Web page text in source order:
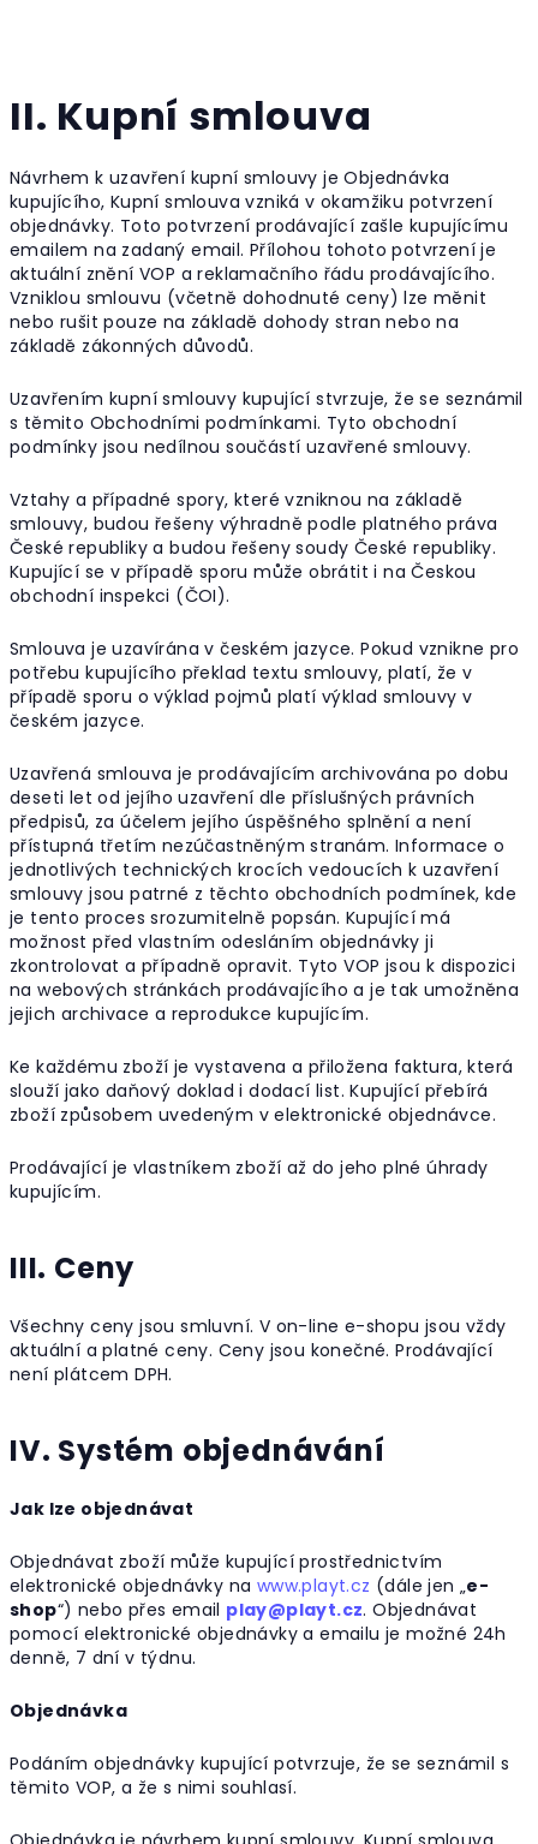
II. Kupní smlouva
Návrhem k uzavření kupní smlouvy je Objednávka
kupujícího, Kupní smlouva vzniká v okamžiku potvrzení
objednávky. Toto potvrzení prodávající zašle kupujícímu
emailem na zadaný email. Přílohou tohoto potvrzení je
aktuální znění VOP a reklamačního řádu prodávajícího.
Vzniklou smlouvu (včetně dohodnuté ceny) lze měnit
nebo rušit pouze na základě dohody stran nebo na
základě zákonných důvodů.
Uzavřením kupní smlouvy kupující stvrzuje, že se seznámil
s těmito Obchodními podmínkami. Tyto obchodní
podmínky jsou nedílnou součástí uzavřené smlouvy.
Vztahy a případné spory, které vzniknou na základě
smlouvy, budou řešeny výhradně podle platného práva
České republiky a budou řešeny soudy České republiky.
Kupující se v případě sporu může obrátit i na Českou
obchodní inspekci (ČOI).
Smlouva je uzavírána v českém jazyce. Pokud vznikne pro
potřebu kupujícího překlad textu smlouvy, platí, že v
případě sporu o výklad pojmů platí výklad smlouvy v
českém jazyce.
Uzavřená smlouva je prodávajícím archivována po dobu
deseti let od jejího uzavření dle příslušných právních
předpisů, za účelem jejího úspěšného splnění a není
přístupná třetím nezúčastněným stranám. Informace o
jednotlivých technických krocích vedoucích k uzavření
smlouvy jsou patrné z těchto obchodních podmínek, kde
je tento proces srozumitelně popsán. Kupující má
možnost před vlastním odesláním objednávky ji
zkontrolovat a případně opravit. Tyto VOP jsou k dispozici
na webových stránkách prodávajícího a je tak umožněna
jejich archivace a reprodukce kupujícím.
Ke každému zboží je vystavena a přiložena faktura, která
slouží jako daňový doklad i dodací list. Kupující přebírá
zboží způsobem uvedeným v elektronické objednávce.
Prodávající je vlastníkem zboží až do jeho plné úhrady
kupujícím.
III. Ceny
Všechny ceny jsou smluvní. V on-line e-shopu jsou vždy
aktuální a platné ceny. Ceny jsou konečné. Prodávající
není plátcem DPH.
IV. Systém objednávání
Jak lze objednávat
Objednávat zboží může kupující prostřednictvím
elektronické objednávky na www.playt.cz (dále jen „e-
shop“) nebo přes email play@playt.cz. Objednávat
pomocí elektronické objednávky a emailu je možné 24h
denně, 7 dní v týdnu.
Objednávka
Podáním objednávky kupující potvrzuje, že se seznámil s
těmito VOP, a že s nimi souhlasí.